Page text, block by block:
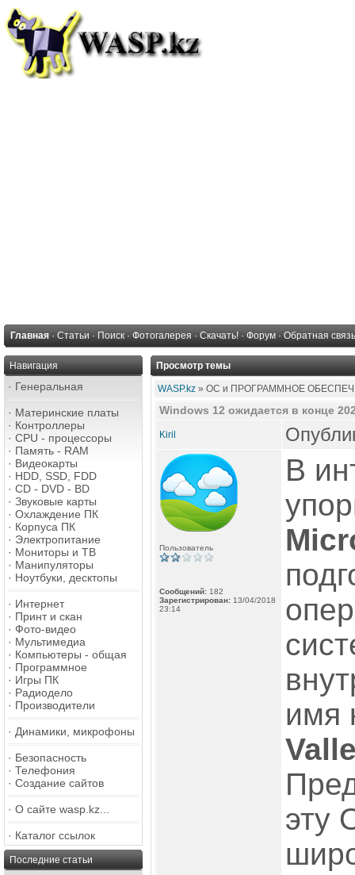
Главная · Статьи · Поиск · Фотогалерея · Скачать! · Форум · Обратная связь
Навигация
· Генеральная
· Материнские платы
· Контроллеры
· CPU - процессоры
· Память - RAM
· Видеокарты
· HDD, SSD, FDD
· CD - DVD - BD
· Звуковые карты
· Охлаждение ПК
· Корпуса ПК
· Электропитание
· Мониторы и ТВ
· Манипуляторы
· Ноутбуки, десктопы
· Интернет
· Принт и скан
· Фото-видео
· Мультимедиа
· Компьютеры - общая
· Программное
· Игры ПК
· Радиодело
· Производители
· Динамики, микрофоны
· Безопасность
· Телефония
· Создание сайтов
· О сайте wasp.kz...
· Каталог ссылок
Последние статьи
Просмотр темы
WASP.kz » ОС и ПРОГРАММНОЕ
Windows 12 ожидается в конце
Kiril
Пользователь
Сообщений: 182
Зарегистрирован: 13/04/2018
23:14
В
имя
эту